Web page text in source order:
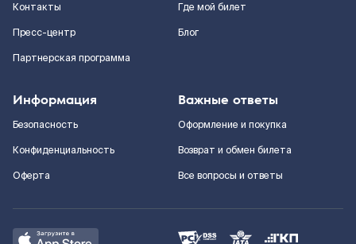
Контакты
Пресс-центр
Партнерская программа
Где мой билет
Блог
Информация
Безопасность
Конфиденциальность
Оферта
Важные ответы
Оформление и покупка
Возврат и обмен билета
Все вопросы и ответы